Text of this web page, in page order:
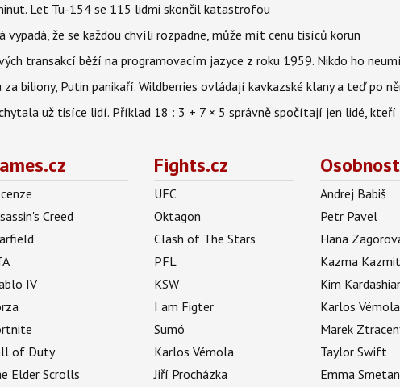
Let Tu-154 se 115 lidmi skončil katastrofou
vypadá, že se každou chvíli rozpadne, může mít cenu tisíců korun
transakcí běží na programovacím jazyce z roku 1959. Nikdo ho
biliony, Putin panikaří. Wildberries ovládají kavkazské klany a teď po
už tisíce lidí. Příklad 18 : 3 + 7 × 5 správně spočítají jen lidé,
Creed
IV
of Duty
Elder Scrolls
Fights.cz
UFC
Oktagon
Clash of The Stars
PFL
KSW
I am Figter
Sumó
Karlos Vémola
Jiří Procházka
Andrej Babiš
Petr Pavel
Hana
Kazma
Kim
Karlos Vémola
Marek
Taylor Swift
Emma